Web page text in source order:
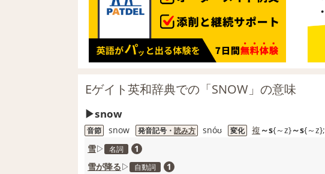
Eゲイト英和辞典での「SNOW」の意味
snow
音節 snow 発音記号・ 読み方 snóʊ 変化 複 ～s{～z}～s{～z};
雪▷ 名詞
1
雪が降る▷ 自動詞 1